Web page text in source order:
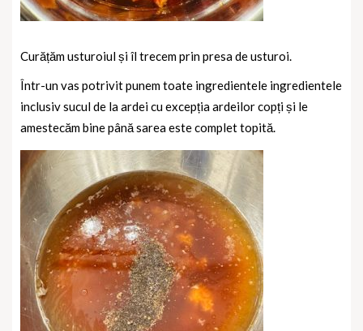
Curățăm usturoiul și îl trecem prin presa de usturoi.
Într-un vas potrivit punem toate ingredientele ingredientele
inclusiv sucul de la ardei cu excepția ardeilor copți și le
amestecăm bine până sarea este complet topită.